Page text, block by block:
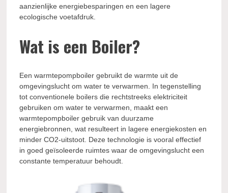
aanzienlijke energiebesparingen en een lagere
ecologische voetafdruk.
Wat is een Boiler?
Een warmtepompboiler gebruikt de warmte uit de
omgevingslucht om water te verwarmen. In tegenstelling
tot conventionele boilers die rechtstreeks elektriciteit
gebruiken om water te verwarmen, maakt een
warmtepompboiler gebruik van duurzame
energiebronnen, wat resulteert in lagere energiekosten en
minder CO2-uitstoot. Deze technologie is vooral effectief
in goed geïsoleerde ruimtes waar de omgevingslucht een
constante temperatuur behoudt.